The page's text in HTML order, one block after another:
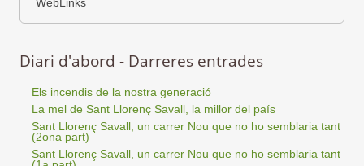
WebLinks
Diari d'abord - Darreres entrades
Els incendis de la nostra generació
La mel de Sant Llorenç Savall, la millor del país
Sant Llorenç Savall, un carrer Nou que no ho semblaria tant
(2ona part)
Sant Llorenç Savall, un carrer Nou que no ho semblaria tant